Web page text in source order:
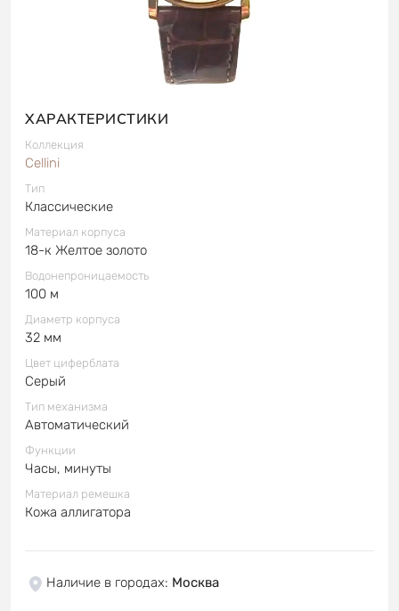
ХАРАКТЕРИСТИКИ
Коллекция
Cellini
Тип
Классические
Материал корпуса
18-к Желтое золото
Водонепроницаемость
100 м
Диаметр корпуса
32 мм
Цвет циферблата
Серый
Тип механизма
Автоматический
Функции
Часы, минуты
Материал ремешка
Кожа аллигатора
Наличие в городах: Москва